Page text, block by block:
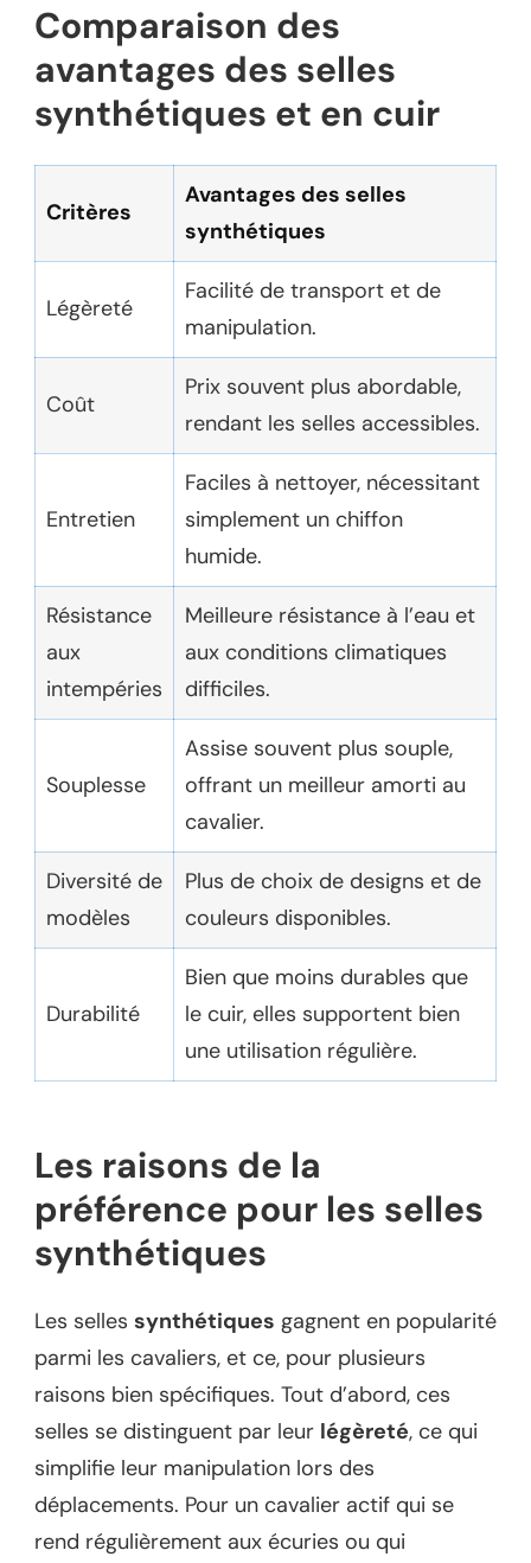
Comparaison des
avantages des selles
synthétiques et en cuir
Critères
Avantages des selles
synthétiques
Légèreté
Facilité de transport et de
manipulation.
Coût
Prix souvent plus abordable,
rendant les selles accessibles.
Entretien
Faciles à nettoyer, nécessitant
simplement un chiffon
humide.
Résistance
aux
intempéries
Meilleure résistance à l’eau et
aux conditions climatiques
difficiles.
Souplesse
Assise souvent plus souple,
offrant un meilleur amorti au
cavalier.
Diversité de
modèles
Plus de choix de designs et de
couleurs disponibles.
Durabilité
Bien que moins durables que
le cuir, elles supportent bien
une utilisation régulière.
Les raisons de la
préférence pour les selles
synthétiques
Les selles synthétiques gagnent en popularité
parmi les cavaliers, et ce, pour plusieurs
raisons bien spécifiques. Tout d’abord, ces
selles se distinguent par leur légèreté, ce qui
simplifie leur manipulation lors des
déplacements. Pour un cavalier actif qui se
rend régulièrement aux écuries ou qui